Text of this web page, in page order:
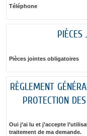
Téléphone
PIÈCES
Pièces jointes obligatoires
RÈGLEMENT
PROTECTION
Oui j’ai lu et j’accepte
traitement de ma demande.